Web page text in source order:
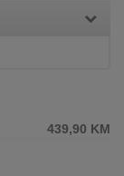
439,90 KM